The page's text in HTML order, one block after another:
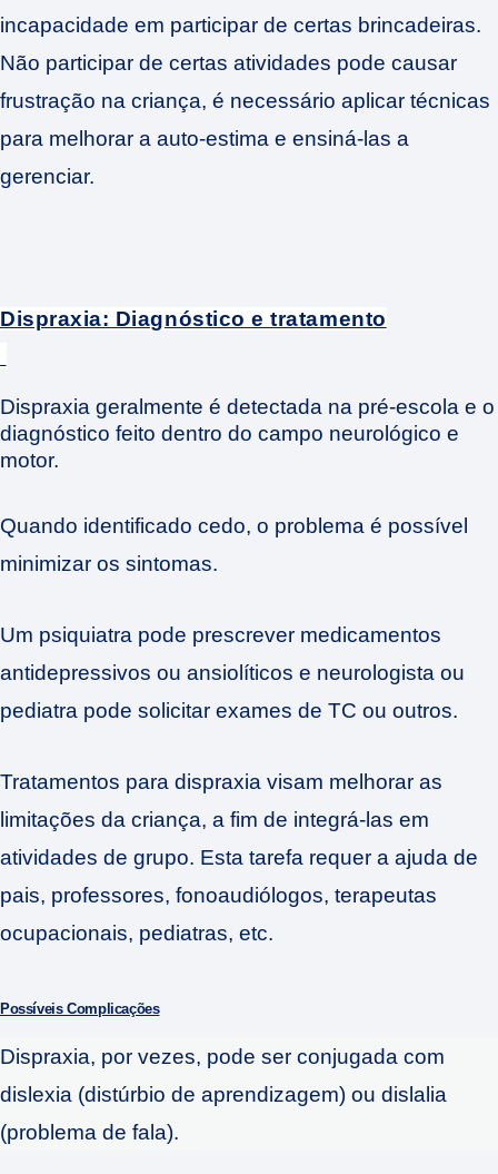
incapacidade em participar de certas brincadeiras.
Não participar de certas atividades pode causar
frustração na criança, é necessário aplicar técnicas
para melhorar a auto-estima e ensiná-las a
gerenciar.
Dispraxia: Diagnóstico e tratamento
Dispraxia geralmente é detectada na pré-escola e o
diagnóstico feito dentro do campo neurológico e
motor.
Quando identificado cedo, o problema é possível
minimizar os sintomas.
Um psiquiatra pode prescrever medicamentos
antidepressivos ou ansiolíticos e neurologista ou
pediatra pode solicitar exames de TC ou outros.
Tratamentos para dispraxia visam melhorar as
limitações da criança, a fim de integrá-las em
atividades de grupo. Esta tarefa requer a ajuda de
pais, professores, fonoaudiólogos, terapeutas
ocupacionais, pediatras, etc.
Possíveis Complicações
Dispraxia, por vezes, pode ser conjugada com
dislexia (distúrbio de aprendizagem) ou dislalia
(problema de fala).